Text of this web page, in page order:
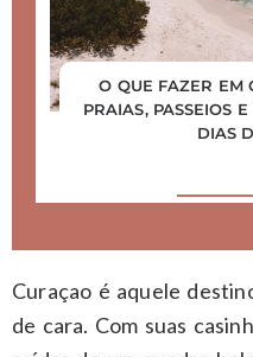
O QUE FAZER EM
PRAIAS, PASSEIOS
DIAS
Curaçao é aquele
de cara. Com suas